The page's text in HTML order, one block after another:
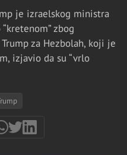
je izraelskog ministra
zbog
za Hezbolah, koji je
izjavio da su “vrlo